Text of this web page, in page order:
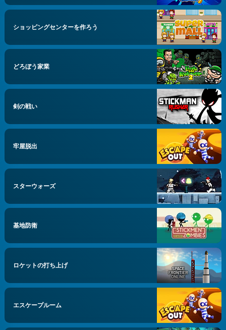
ショッピングセンターを作ろう
どろぼう家業
剣の戦い
牢屋脱出
スターウォーズ
基地防衛
ロケットの打ち上げ
エスケープルーム